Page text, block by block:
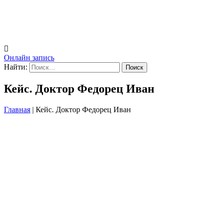
Онлайн запись
Найти:
Кейс. Доктор Федорец Иван
Главная | Кейс. Доктор Федорец Иван